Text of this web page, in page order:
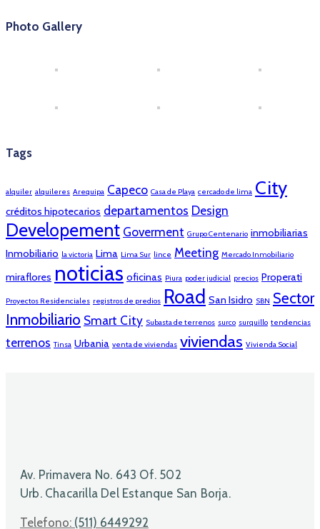
Photo Gallery
Tags
alquiler alquileres Arequipa Capeco Casa de Playa cercado de lima City
créditos hipotecarios departamentos Design
Developement Goverment Grupo Centenario inmobiliarias
Inmobiliario la victoria Lima Lima Sur lince Meeting Mercado Inmobiliario
miraflores noticias oficinas Piura poder judicial precios Properati
Proyectos Residenciales registros de predios Road San Isidro SBN Sector
Inmobiliario Smart City Subasta de terrenos surco surquillo tendencias
terrenos Tinsa Urbania venta de viviendas viviendas Vivienda Social
Av. Primavera No. 643 Of. 502
Urb. Chacarilla Del Estanque San Borja.
Telefono: (511) 6449292